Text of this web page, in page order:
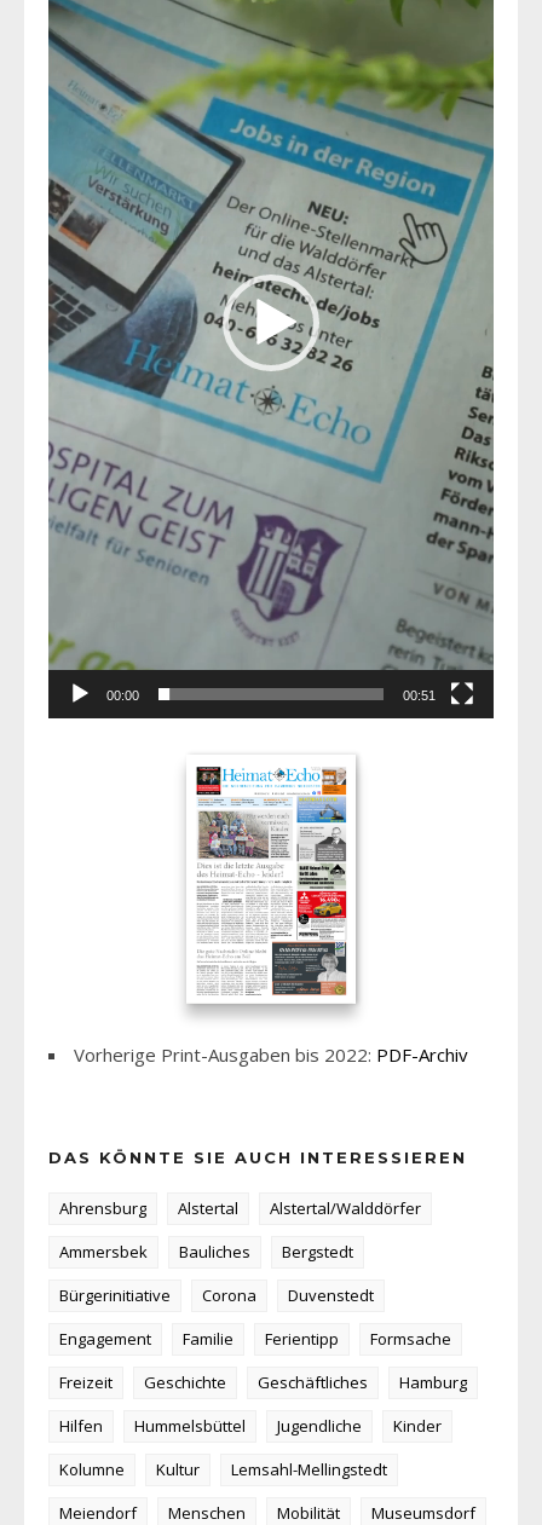
00:00 00:51
Vorherige Print-Ausgaben bis 2022: PDF-Archiv
DAS KÖNNTE SIE AUCH INTERESSIEREN
Ahrensburg Alstertal
Alstertal/Walddörfer
Ammersbek
Bauliches
Bergstedt
Bürgerinitiative
Corona
Duvenstedt
Engagement
Familie Ferientipp
Formsache
Freizeit
Geschichte Geschäftliches
Hamburg
Hilfen
Hummelsbüttel Jugendliche
Kinder
Kolumne
Kultur
Lemsahl-Mellingstedt
Meiendorf
Menschen Mobilität
Museumsdorf